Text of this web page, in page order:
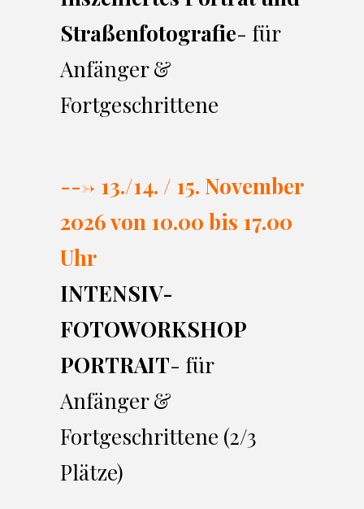
Straßenfotografie- für
Anfänger &
Fortgeschrittene
---> 13./14. / 15. November
2026 von 10.00 bis 17.00
Uhr
INTENSIV-
FOTOWORKSHOP
PORTRAIT- für
Anfänger &
Fortgeschrittene (2/3
Plätze)